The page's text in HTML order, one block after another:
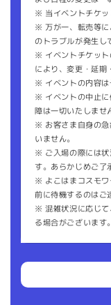
※ 当イベントチケッ
※ 万が一、転売等に
のトラブルが発生し
※ イベントチケット
により、変更・延期
※ イベントの内容は
※ イベントの中止に
障は一切いたしませ
※ お客さま自身の急
いません。
※ ご入場の際には状
す。あらかじめご了
※ よこはまコスモワ
前に待機するのはご
※ 混雑状況に応じて
る場合がございます。